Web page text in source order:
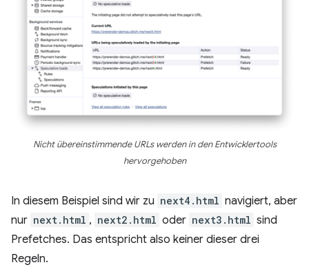
Nicht übereinstimmende URLs werden in den Entwicklertools
hervorgehoben
In diesem Beispiel sind wir zu next4.html navigiert, aber
nur next.html , next2.html oder next3.html sind
Prefetches. Das entspricht also keiner dieser drei
Regeln.